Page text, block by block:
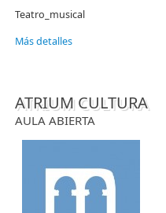
Teatro_musical
Más detalles
ATRIUM CULTURA
AULA ABIERTA